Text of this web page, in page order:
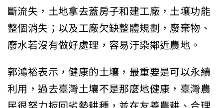
斷流失，土地拿去蓋房子和建工廠，土壤功能
整個消失；以及工廠欠缺整體規劃，廢棄物、
廢水若沒有做好處理，容易汙染鄰近農地。
郭鴻裕表示，健康的土壤，最重要是可以永續
利用，過去臺灣土壤不是那麼地健康，臺灣農